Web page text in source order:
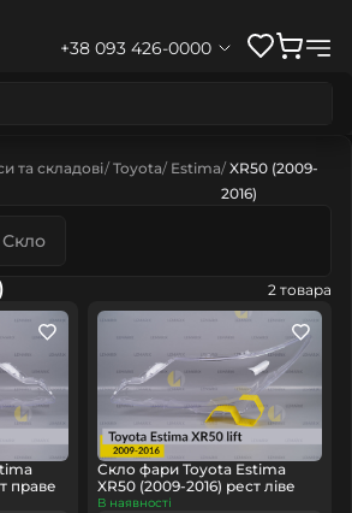
+38 093 426-0000
та складові Toyota Estima XR50 (2009-
2016)
Скло
2 товара
праве
Скло фари Toyota Estima
XR50 (2009-2016) рест ліве
В наявності